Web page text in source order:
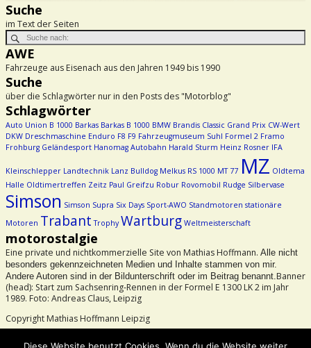
Suche
im Text der Seiten
AWE
Fahrzeuge aus Eisenach aus den Jahren 1949 bis 1990
Suche
über die Schlagwörter nur in den Posts des "Motorblog"
Schlagwörter
Auto Union B 1000 Barkas Barkas B 1000 BMW Brandis Classic Grand Prix CW-Wert
DKW Dreschmaschine Enduro F8 F9 Fahrzeugmuseum Suhl Formel 2 Framo
Frohburg Geländesport Hanomag Autobahn Harald Sturm Heinz Rosner IFA
Kleinschlepper Landtechnik Lanz Bulldog Melkus RS 1000 MT 77 MZ Oldtema
Halle Oldtimertreffen Zeitz Paul Greifzu Robur Rovomobil Rudge Silbervase
Simson Simson Supra Six Days Sport-AWO Standmotoren stationäre
Motoren Trabant Trophy Wartburg Weltmeisterschaft
motorostalgie
Eine private und nichtkommerzielle Site von Mathias Hoffmann. Alle nicht
besonders gekennzeichneten Medien und Inhalte stammen von mir.
Andere Autoren sind in der Bildunterschrift oder im Beitrag benannt.Banner
(head): Start zum Sachsenring-Rennen in der Formel E 1300 LK 2 im Jahr
1989. Foto: Andreas Claus, Leipzig
Copyright Mathias Hoffmann Leipzig